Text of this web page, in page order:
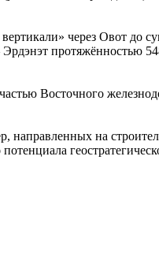
через Овот
протяжённостью
Восточного
на